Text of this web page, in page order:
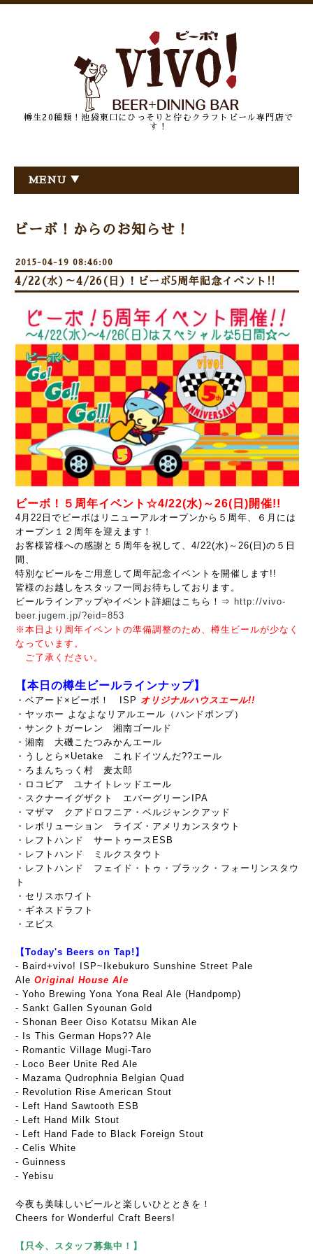
樽生20種類！池袋東口にひっそりと佇むクラフトビール専門店で
す！
MENU ▼
ビーボ！からのお知らせ！
2015-04-19 08:46:00
4/22(水)～4/26(日)！ビーボ5周年記念イベント!!
ビーボ！５周年イベント☆4/22(水)～26(日)開催!!
4月22日でビーボはリニューアルオープンから５周年、６月には
オープン１２周年を迎えます！
お客様皆様への感謝と５周年を祝して、4/22(水)～26(日)の５日
間、
特別なビールをご用意して周年記念イベントを開催します!!
皆様のお越しをスタッフ一同お待ちしております。
ビールラインアップやイベント詳細はこちら！⇒ http://vivo-
beer.jugem.jp/?eid=853
※本日より周年イベントの準備調整のため、樽生ビールが少なく
なっています。
ご了承ください。
【本日の樽生ビールラインナップ】
・ベアード×ビーボ！ ISP オリジナルハウスエール!!
・ヤッホー よなよなリアルエール（ハンドポンプ）
・サンクトガーレン 湘南ゴールド
・湘南 大磯こたつみかんエール
・うしとら×Uetake これドイツんだ??エール
・ろまんちっく村 麦太郎
・ロコビア ユナイトレッドエール
・スクナーイグザクト エバーグリーンIPA
・マザマ クアドロフニア・ベルジャンクアッド
・レボリューション ライズ・アメリカンスタウト
・レフトハンド サートゥースESB
・レフトハンド ミルクスタウト
・レフトハンド フェイド・トゥ・ブラック・フォーリンスタウ
ト
・セリスホワイト
・ギネスドラフト
・ヱビス
【Today's Beers on Tap!】
- Baird+vivo! ISP~Ikebukuro Sunshine Street Pale
Ale Original House Ale
- Yoho Brewing Yona Yona Real Ale (Handpomp)
- Sankt Gallen Syounan Gold
- Shonan Beer Oiso Kotatsu Mikan Ale
- Is This German Hops?? Ale
- Romantic Village Mugi-Taro
- Loco Beer Unite Red Ale
- Mazama Qudrophnia Belgian Quad
- Revolution Rise American Stout
- Left Hand Sawtooth ESB
- Left Hand Milk Stout
- Left Hand Fade to Black Foreign Stout
- Celis White
- Guinness
- Yebisu
今夜も美味しいビールと楽しいひとときを！
Cheers for Wonderful Craft Beers!
【只今、スタッフ募集中！】